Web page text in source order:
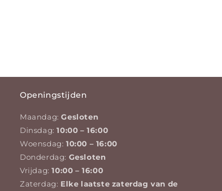
Openingstijden
Maandag:Gesloten
Dinsdag:10:00 – 16:00
Woensdag: 10:00 – 16:00
Donderdag: Gesloten
Vrijdag:10:00 – 16:00
Zaterdag: Elke laatste zaterdag van de